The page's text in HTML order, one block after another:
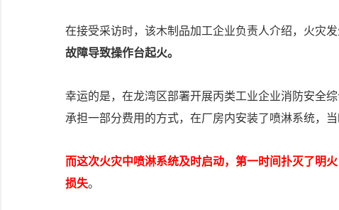
在接受采访时，该木制品加工企业负责人介绍，火灾发
故障导致操作台起火。
幸运的是，在龙湾区部署开展丙类工业企业消防安全
承担一部分费用的方式，在厂房内安装了喷淋系统，
而这次火灾中喷淋系统及时启动，第一时间扑灭了明
损失。